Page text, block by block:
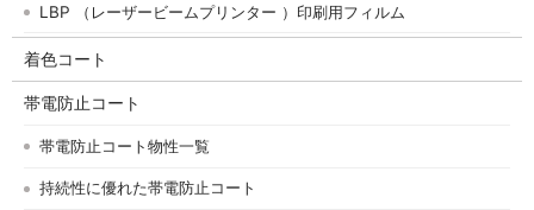
LBP （レーザービームプリンター ）印刷用フィルム
着色コート
帯電防止コート
帯電防止コート物性一覧
持続性に優れた帯電防止コート